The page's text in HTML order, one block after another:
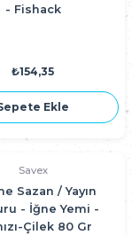
- Fishack
₺154,35
Ekle
Savex
Sazan / Yayın
- İğne Yemi -
Çilek 80 Gr